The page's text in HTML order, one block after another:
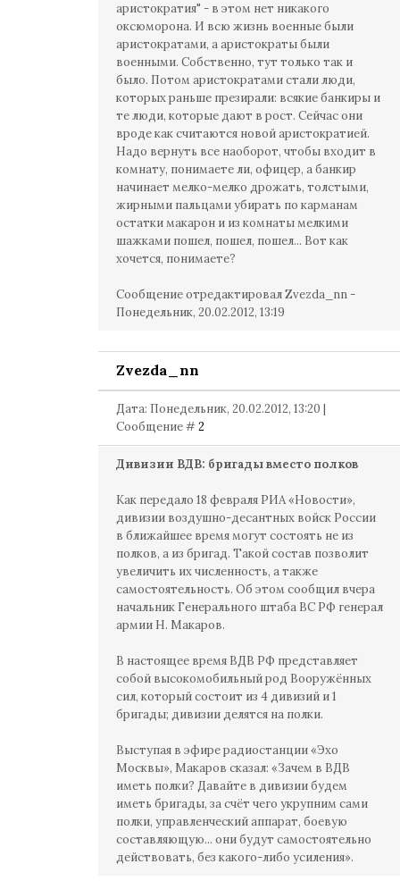
аристократия" - в этом нет никакого
оксюморона. И всю жизнь военные были
аристократами, а аристократы были
военными. Собственно, тут только так и
было. Потом аристократами стали люди,
которых раньше презирали: всякие банкиры и
те люди, которые дают в рост. Сейчас они
вроде как считаются новой аристократией.
Надо вернуть все наоборот, чтобы входит в
комнату, понимаете ли, офицер, а банкир
начинает мелко-мелко дрожать, толстыми,
жирными пальцами убирать по карманам
остатки макарон и из комнаты мелкими
шажками пошел, пошел, пошел... Вот как
хочется, понимаете?
Сообщение отредактировалZvezda_nn -
Понедельник, 20.02.2012, 13:19
Zvezda_nn
Дата: Понедельник, 20.02.2012, 13:20 |
Сообщение #2
Дивизии ВДВ: бригады вместо полков
Как передало 18 февраля РИА «Новости»,
дивизии воздушно-десантных войск России
в ближайшее время могут состоять не из
полков, а из бригад. Такой состав позволит
увеличить их численность, а также
самостоятельность. Об этом сообщил вчера
начальник Генерального штаба ВС РФ генерал
армии Н. Макаров.
В настоящее время ВДВ РФ представляет
собой высокомобильный род Вооружённых
сил, который состоит из 4 дивизий и 1
бригады; дивизии делятся на полки.
Выступая в эфире радиостанции «Эхо
Москвы», Макаров сказал: «Зачем в ВДВ
иметь полки? Давайте в дивизии будем
иметь бригады, за счёт чего укрупним сами
полки, управленческий аппарат, боевую
составляющую... они будут самостоятельно
действовать, без какого-либо усиления».